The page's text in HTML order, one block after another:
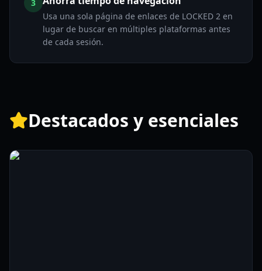
3
Usa una sola página de enlaces de LOCKED 2 en
lugar de buscar en múltiples plataformas antes
de cada sesión.
Destacados y esenciales